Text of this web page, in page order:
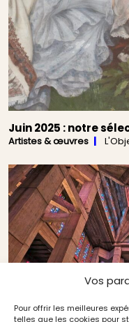
Vos
Pour offrir les meilleures
telles que les cookies pour
Juin 2025 : notre
Artistes & œuvres